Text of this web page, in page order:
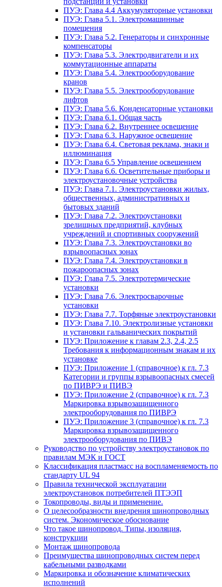
ПУЭ: Глава 4.4 Аккумуляторные установки
ПУЭ: Глава 5.1. Электромашинные
помещения
ПУЭ: Глава 5.2. Генераторы и синхронные
компенсаторы
ПУЭ: Глава 5.3. Электродвигатели и их
коммутационные аппараты
ПУЭ: Глава 5.4. Электрооборудование
кранов
ПУЭ: Глава 5.5. Электрооборудование
лифтов
ПУЭ: Глава 5.6. Конденсаторные установки
ПУЭ: Глава 6.1. Общая часть
ПУЭ: Глава 6.2. Внутреннее освещение
ПУЭ: Глава 6.3. Наружное освещение
ПУЭ: Глава 6.4. Световая реклама, знаки и
иллюминация
ПУЭ: Глава 6.5 Управление освещением
ПУЭ: Глава 6.6. Осветительные приборы и
электроустановочные устройства
ПУЭ: Глава 7.1. Электроустановки жилых,
общественных, административных и
бытовых зданий
ПУЭ: Глава 7.2. Электроустановки
зрелищных предприятий, клубных
учреждений и спортивных сооружений
ПУЭ: Глава 7.3. Электроустановки во
взрывоопасных зонах
ПУЭ: Глава 7.4. Электроустановки в
пожароопасных зонах
ПУЭ: Глава 7.5. Электротермические
установки
ПУЭ: Глава 7.6. Электросварочные
установки
ПУЭ: Глава 7.7. Торфяные электроустановки
ПУЭ: Глава 7.10. Электролизные установки
и установки гальванических покрытий
ПУЭ: Приложение к главам 2.3, 2.4, 2.5
Требования к информационным знакам и их
установке
ПУЭ: Приложение 1 (справочное) к гл. 7.3
Категории и группы взрывоопасных смесей
по ПИВРЭ и ПИВЭ
ПУЭ: Приложение 2 (справочное) к гл. 7.3
Маркировка взрывозащищенного
электрооборудования по ПИВРЭ
ПУЭ: Приложение 3 (справочное) к гл. 7.3
Маркировка взрывозащищенного
электрооборудования по ПИВЭ
Руководство по устройству электроустановок по
правилам МЭК и ГОСТ
Классификация пластмасс на воспламеняемость по
стандарту UL 94
Правила технической эксплуатации
электроустановок потребителей ПТЭЭП
Токопроводы, виды и применение.
О целесообразности внедрения шинопроводных
систем. Экономическое обоснование
Что такое шинопровод. Типы, изоляция,
конструкции
Монтаж шинопровода
Преимущества шинопроводных систем перед
кабельными разводками
Маркировка и обозначение климатических
исполнений